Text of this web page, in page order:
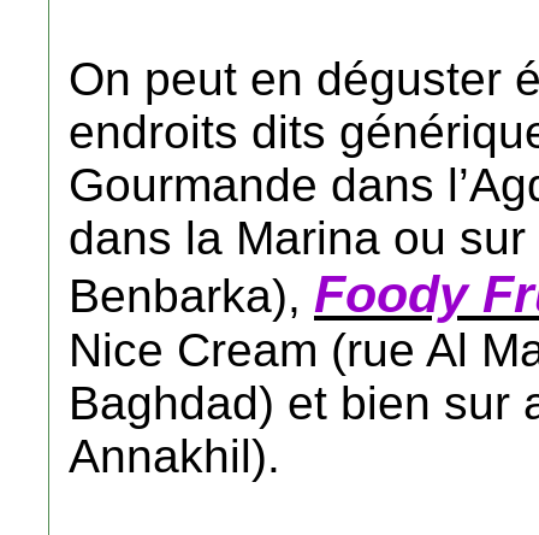
On peut en déguster
endroits dits
Gourmande dans
dans la Marina ou
Benbarka), Foody
Nice Cream (rue Al
Baghdad) et bien sur
Annakhil).